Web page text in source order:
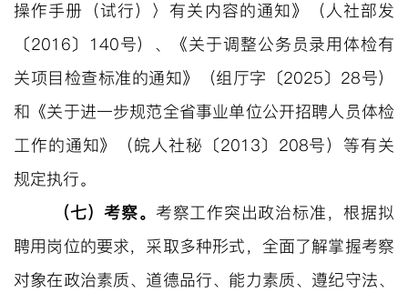
操作手册（试行）〉有关内容的通知》（人社部发
〔2016〕140号）、《关于调整公务员录用体检有
关项目检查标准的通知》（组厅字〔2025〕28号）
和《关于进一步规范全省事业单位公开招聘人员体检
工作的通知》（皖人社秘〔2013〕208号）等有关
规定执行。
（七）考察。 考察工作突出政治标准，根据拟
聘用岗位的要求，采取多种形式，全面了解掌握考察
对象在政治素质、道德品行、能力素质、遵纪守法、